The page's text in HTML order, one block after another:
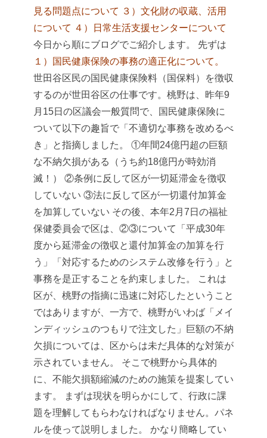
見る問題点について ３）文化財の収蔵、活用
について ４）日常生活支援センターについて
今日から順にブログでご紹介します。
先ずは
１）国民健康保険の事務の適正化について。
世田谷区民の国民健康保険料（国保料）を徴収
するのが世田谷区の仕事です。桃野は、昨年9
月15日の区議会一般質問で、国民健康保険に
ついて以下の趣旨で「不適切な事務を改めるべ
き」と指摘しました。
①年間24億円超の巨額
な不納欠損がある（うち約18億円が時効消
滅！）
②条例に反して区が一切延滞金を徴収
していない ③法に反して区が一切還付加算金
を加算していない その後、本年2月7日の福祉
保健委員会で区は、②③について「平成30年
度から延滞金の徴収と還付加算金の加算を行
う」「対応するためのシステム改修を行う」と
事務を是正することを約束しました。
これは
区が、桃野の指摘に迅速に対応したということ
ではありますが、一方で、桃野がいわば「メイ
ンディッシュのつもりで注文した」巨額の不納
欠損については、区からは未だ具体的な対策が
示されていません。
そこで桃野から具体的
に、不能欠損額縮減のための施策を提案してい
ます。
まずは現状を明らかにして、行政に課
題を理解してもらわなければなりません。パネ
ルを使って説明しました。
かなり簡略してい